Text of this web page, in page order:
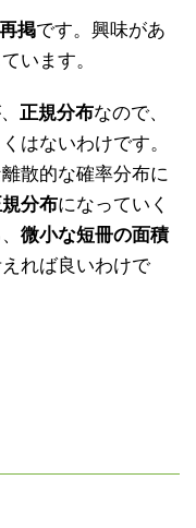
再掲です。興味があ
います。
正規分布なので、
はないわけです。
散的な確率分布に
分布になっていく
微小な短冊の面積
れば良いわけで